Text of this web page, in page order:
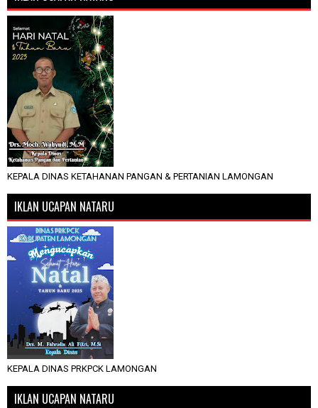
KEPALA DINAS KETAHANAN PANGAN & PERTANIAN LAMONGAN
IKLAN UCAPAN NATARU
KEPALA DINAS PRKPCK LAMONGAN
IKLAN UCAPAN NATARU